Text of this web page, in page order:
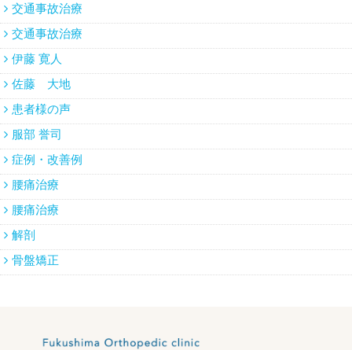
交通事故治療
交通事故治療
伊藤 寛人
佐藤 大地
患者様の声
服部 誉司
症例・改善例
腰痛治療
腰痛治療
解剖
骨盤矯正